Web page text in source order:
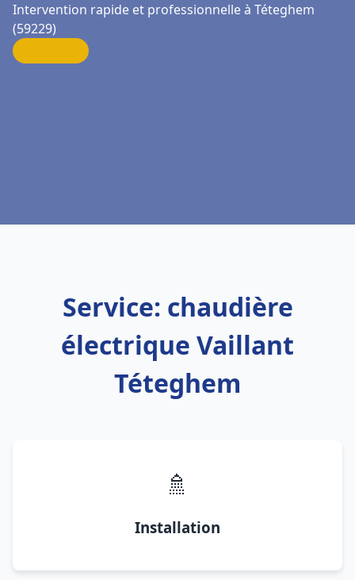
Intervention rapide et professionnelle à Téteghem
(59229)
Service: chaudière
électrique Vaillant
Téteghem
🚿
Installation